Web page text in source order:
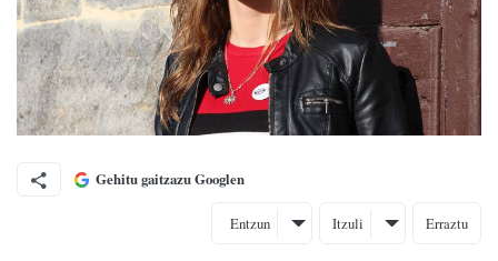
Gehitu gaitzazu Googlen
Entzun Itzuli Erraztu